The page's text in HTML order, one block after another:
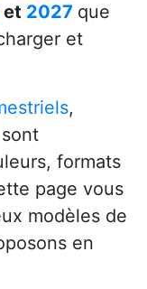
et 2027 que
et
,
sont
formats
page vous
modèles de
en